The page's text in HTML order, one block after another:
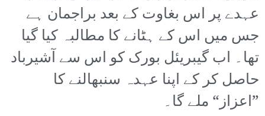
عہدے پر اس بغاوت کے بعد براجمان ہے
جس میں اس کے ہٹانے کا مطالبہ کیا گیا
تھا۔ اب گیبریئل بورک کو اس سے آشیرباد
حاصل کر کے اپنا عہدہ سنبھالنے کا
”اعزاز“ ملے گا۔